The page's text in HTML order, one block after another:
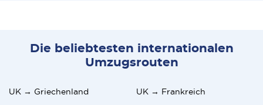
Die beliebtesten internationalen
Umzugsrouten
UK → Griechenland UK → Frankreich